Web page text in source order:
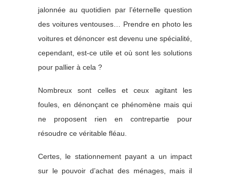
jalonnée au quotidien par l’éternelle question
des voitures ventouses… Prendre en photo les
voitures et dénoncer est devenu une spécialité,
cependant, est-ce utile et où sont les solutions
pour pallier à cela ?
Nombreux sont celles et ceux agitant les
foules, en dénonçant ce phénomène mais qui
ne proposent rien en contrepartie pour
résoudre ce véritable fléau.
Certes, le stationnement payant a un impact
sur le pouvoir d’achat des ménages, mais il